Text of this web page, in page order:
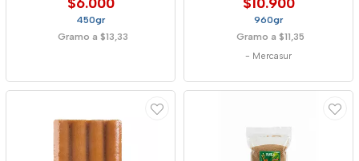
450gr
Gramo a $13,33
960gr
Gramo a $11,35
- Mercasur